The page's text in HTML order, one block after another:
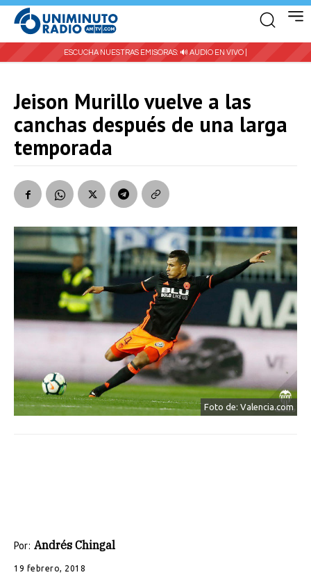
ESCUCHA NUESTRAS EMISORAS: 🔊 AUDIO EN VIVO |
Jeison Murillo vuelve a las
canchas después de una larga
temporada
Foto de: Valencia.com
Por: Andrés Chingal
19 febrero, 2018